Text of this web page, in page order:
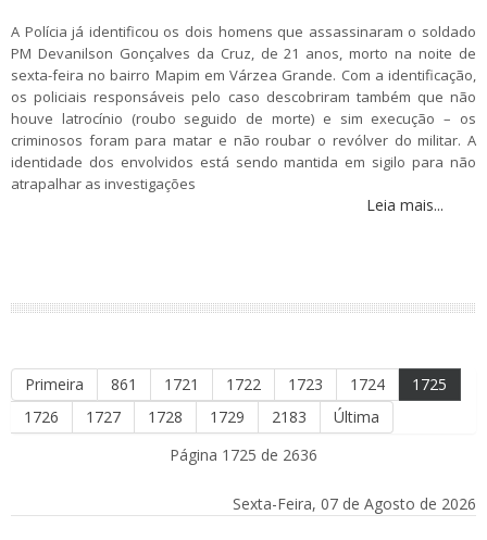
A Polícia já identificou os dois homens que assassinaram o soldado
PM Devanilson Gonçalves da Cruz, de 21 anos, morto na noite de
sexta-feira no bairro Mapim em Várzea Grande. Com a identificação,
os policiais responsáveis pelo caso descobriram também que não
houve latrocínio (roubo seguido de morte) e sim execução – os
criminosos foram para matar e não roubar o revólver do militar. A
identidade dos envolvidos está sendo mantida em sigilo para não
atrapalhar as investigações
Leia mais...
Primeira 861 1721 1722 1723 1724
1725
1726
1727 1728 1729 2183
Última
Página 1725 de 2636
Sexta-Feira, 07 de Agosto de 2026